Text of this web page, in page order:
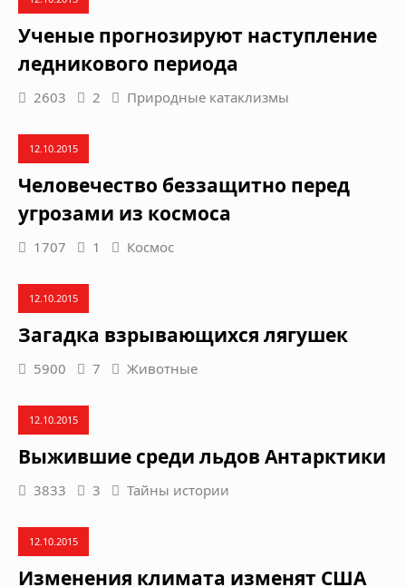
Ученые прогнозируют наступление
ледникового периода
2603 2 Природные катаклизмы
12.10.2015
Человечество беззащитно перед
угрозами из космоса
1707 1 Космос
12.10.2015
Загадка взрывающихся лягушек
5900 7 Животные
12.10.2015
Выжившие среди льдов Антарктики
3833 3 Тайны истории
12.10.2015
Изменения климата изменят США